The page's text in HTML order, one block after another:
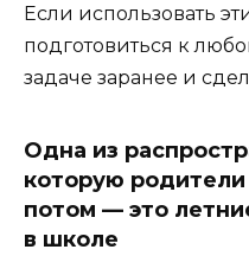
Если использовать
подготовиться к
задаче заранее и
Одна из
которую
потом — это
в школе